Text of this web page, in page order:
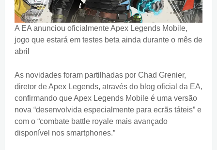
A EA anunciou oficialmente Apex Legends Mobile,
jogo que estará em testes beta ainda durante o mês de
abril
As novidades foram partilhadas por Chad Grenier,
diretor de Apex Legends, através do blog oficial da EA,
confirmando que Apex Legends Mobile é uma versão
nova “desenvolvida especialmente para ecrãs táteis” e
com o “combate battle royale mais avançado
disponível nos smartphones.”